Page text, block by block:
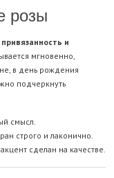
розы
и
мгновенно,
в день рождения
подчеркнуть
смысл.
строго и лаконично.
сделан на качестве.